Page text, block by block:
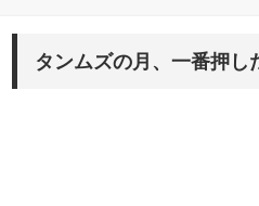
タンムズの月、一番押し